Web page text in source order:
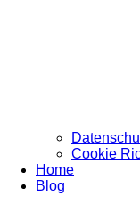
Cookie
Home
Blog